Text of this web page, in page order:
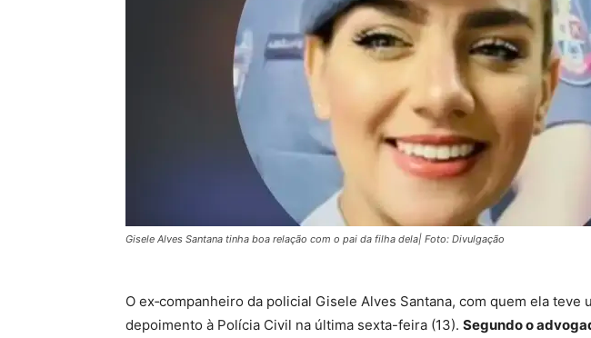
Gisele Alves Santana tinha boa relação com o pai da filha dela| Foto: Divulgação
O ex‑companheiro da policial Gisele Alves Santana, com quem ela teve
depoimento à Polícia Civil na última sexta-feira (13). Segundo o